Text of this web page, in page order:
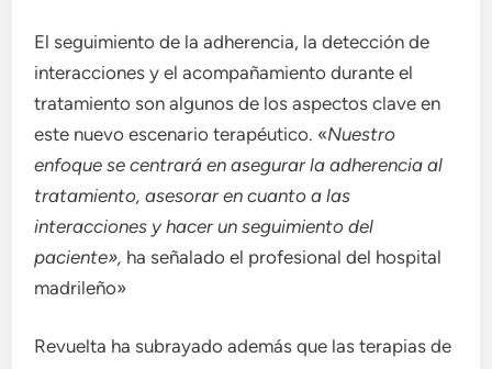
El seguimiento de la adherencia, la detección de
interacciones y el acompañamiento durante el
tratamiento son algunos de los aspectos clave en
este nuevo escenario terapéutico. «Nuestro
enfoque se centrará en asegurar la adherencia al
tratamiento, asesorar en cuanto a las
interacciones y hacer un seguimiento del
paciente», ha señalado el profesional del hospital
madrileño»
Revuelta ha subrayado además que las terapias de